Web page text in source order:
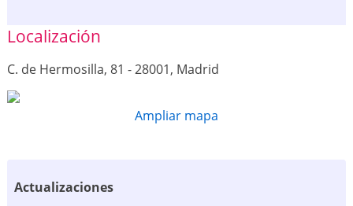
Localización
C. de Hermosilla, 81 - 28001, Madrid
Ampliar mapa
Actualizaciones